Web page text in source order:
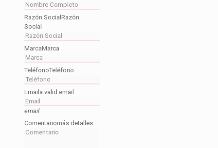
Razón Social Razón
Social
MarcaMarca
TeléfonoTeléfono
Email a valid email
email
Comentariomás detalles